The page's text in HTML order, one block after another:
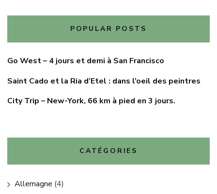
POPULAR POSTS
Go West – 4 jours et demi à San Francisco
Saint Cado et la Ria d’Etel : dans l’oeil des peintres
City Trip – New-York, 66 km à pied en 3 jours.
CATÉGORIES
Allemagne (4)